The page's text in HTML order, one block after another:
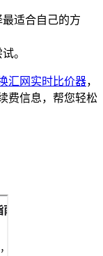
适合自己的方
。
汇网实时比价器，
费信息，帮您轻松